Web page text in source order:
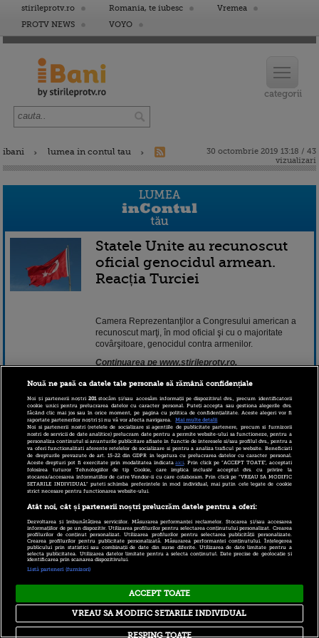
stirileprotv.ro Romania, te iubesc
Vremea
PROTV NEWS
VOYO
ibani lumea in contul tau
30 octombrie 2019 13:18 / 43
vizualizari
Statele Unite au recunoscut
oficial genocidul armean.
Reacția Turciei
Camera Reprezentanţilor a Congresului american a
recunoscut marţi, în mod oficial şi cu o majoritate
covârşitoare, genocidul contra armenilor.
Continuarea pe www.stirileprotv.ro.
30 octombrie 2019 13:18
Politica Confidentialitate| RSS
Nouă ne pasă ca datele tale personale să rămână confidențiale
Noi și partenerii noștri201stocăm și/sau accesăm informații pe dispozitivul dvs., precum identificatorii
cookie unici pentru prelucrarea datelor cu caracter personal. Puteți accepta sau gestiona alegerile dvs.
făcând clic mai jos sau în orice moment, pe pagina cu politica de confidențialitate. Aceste alegeri vor fi
raportate partenerilor noștri și nu vă vor afecta navigarea.
Mai multe detalii
Noi si partenerii nostri (retelele de socializare si agentiile de publicitate partenere, precum si furnizorii
nostri de servicii de date analitice) prelucram date pentru a permite website-ului sa functioneze, pentru a
personaliza continutul si anunturile publicitare afisate in functie de interesele si/sau profilul dvs., pentru a
va oferi functionalitati aferente retelelor de socializare si pentru a analiza traficul pe website. Beneficiati
de drepturile prevazute de art. 15-22 din GDPR in legatura cu prelucrarea datelor cu caracter personal.
Aceste drepturi pot fi exercitate prin modalitatea indicataaici. Prin click pe “ACCEPT TOATE”, acceptati
folosirea tuturor Tehnologiilor de tip Cookie, care implica inclusiv acceptul dvs. cu privire la
stocarea/accesarea informatiilor de catre Vendor-ii cu care colaboram. Prin click pe “VREAU SA MODIFIC
SETARILE INDIVIDUAL” puteti schimba preferintele in mod individual, mai putin cele legate de cookie
strict necesare pentru functionarea website-ului.
Atât noi, cât și partenerii noștri prelucrăm datele pentru a oferi:
Dezvoltarea și îmbunătățirea serviciilor. Măsurarea performanței reclamelor. Stocarea și/sau accesarea
informațiilor de pe un dispozitiv. Utilizarea profilurilor pentru selectarea conținutului personalizat. Crearea
profilurilor de conținut personalizat. Utilizarea profilurilor pentru selectarea publicității personalizate.
Crearea profilurilor pentru publicitate personalizată. Măsurarea performanței conținutului. Înțelegerea
publicului prin statistici sau combinații de date din surse diferite. Utilizarea de date limitate pentru a
selecta publicitatea. Utilizarea datelor limitate pentru a selecta conținutul. Date precise de geolocație și
identificarea prin scanarea dispozitivului.
Listă parteneri (furnizori)
ACCEPT TOATE
RESPING TOATE
VREAU SA MODIFIC SETARILE INDIVIDUAL